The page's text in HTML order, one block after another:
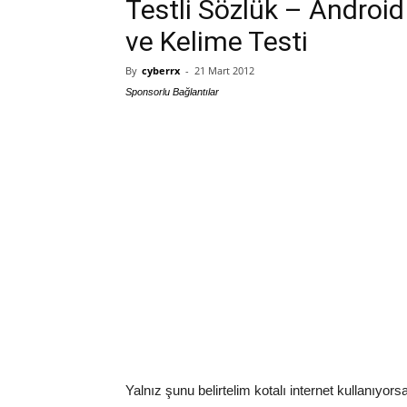
Testli Sözlük –
ve Kelime Testi
By cyberrx - 21 Mart 2012
Sponsorlu Bağlantılar
Yalnız şunu belirtelim kotalı internet